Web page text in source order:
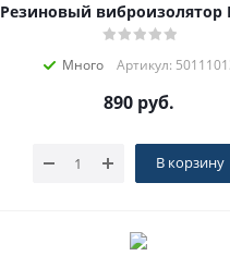
Резиновый виброизолятор
Много Артикул:
890руб.
В корзину